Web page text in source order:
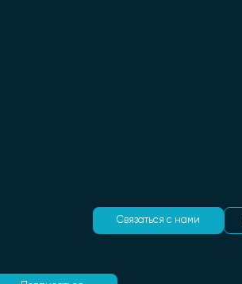
Связаться с нами